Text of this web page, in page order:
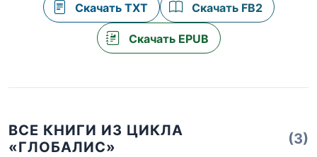
Скачать TXT Скачать FB2
Скачать EPUB
ВСЕ КНИГИ ИЗ ЦИКЛА
«ГЛОБАЛИС»
(3)